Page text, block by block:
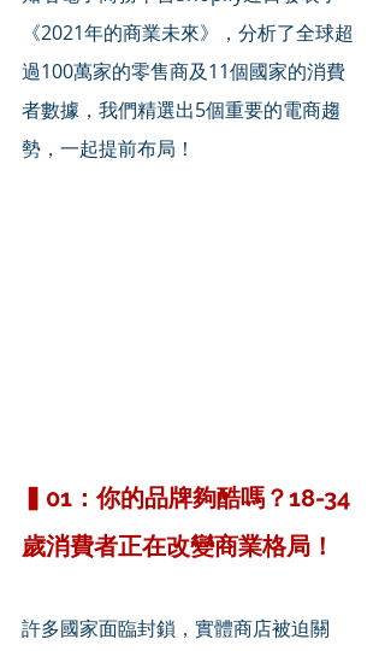
《2021年的商業未來》，分析了全球超
過100萬家的零售商及11個國家的消費
者數據，我們精選出5個重要的電商趨
勢，一起提前布局！
▍01：你的品牌夠酷嗎？18-34
歲消費者正在改變商業格局！
許多國家面臨封鎖，實體商店被迫關